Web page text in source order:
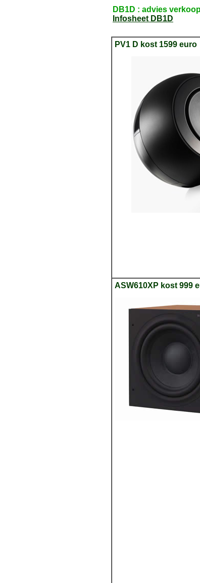
DB1D : advies
Infosheet DB1D
PV1 D kost 1599 euro
ASW610XP kost 999